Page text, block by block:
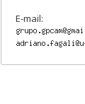
E-mail: